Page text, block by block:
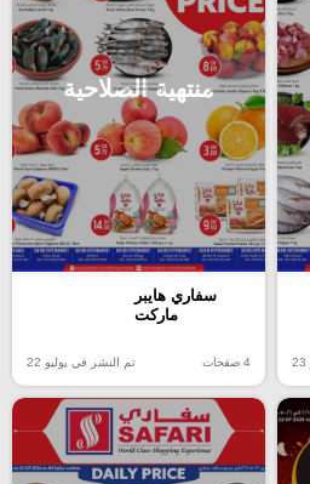
منتهية الصلاحية
سفاري هايبر
ماركت
4 صفحات تم النشر في يوليو 22